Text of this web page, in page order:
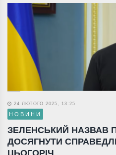
24 ЛЮТОГО 2025, 13:25
НОВИНИ
ЗЕЛЕНСЬКИЙ НАЗВАВ
ДОСЯГНУТИ